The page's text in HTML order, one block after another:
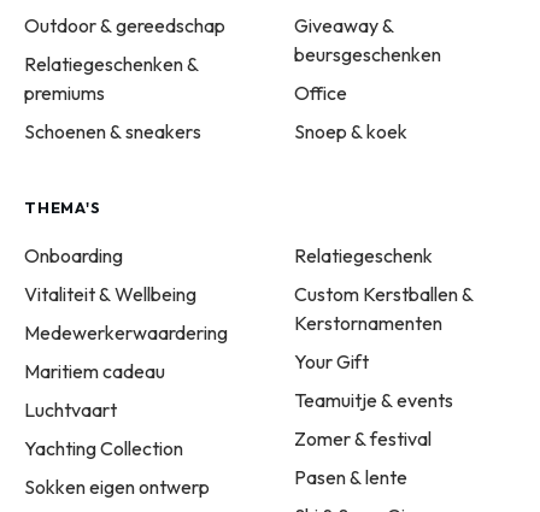
Outdoor & gereedschap
Relatiegeschenken &
premiums
Schoenen & sneakers
Giveaway &
beursgeschenken
Office
Snoep & koek
THEMA'S
Onboarding
Vitaliteit & Wellbeing
Medewerkerwaardering
Maritiem cadeau
Luchtvaart
Yachting Collection
Sokken eigen ontwerp
Relatiegeschenk
Custom Kerstballen &
Kerstornamenten
Your Gift
Teamuitje & events
Zomer & festival
Pasen & lente